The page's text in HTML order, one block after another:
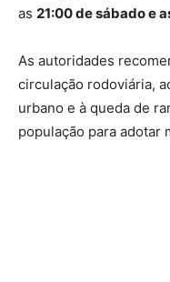
as 21:00 de sábado e
As autoridades
circulação rodoviária,
urbano e à queda de
população para adotar